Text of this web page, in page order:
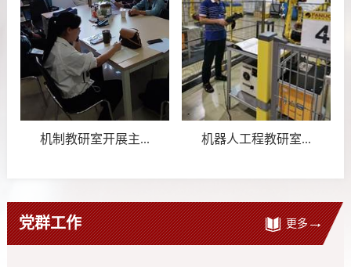
机制教研室开展主... 机器人工程教研室...
党群工作 更多